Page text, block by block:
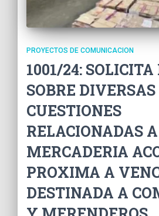
PROYECTOS DE COMUNICACION
1001/24:
SOBRE DIVERSAS
CUESTIONES
RELACIONADAS
MERCADERIA
PROXIMA A
DESTINADA A